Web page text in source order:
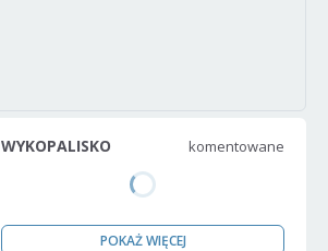
WYKOPALISKO komentowane
POKAŻ WIĘCEJ